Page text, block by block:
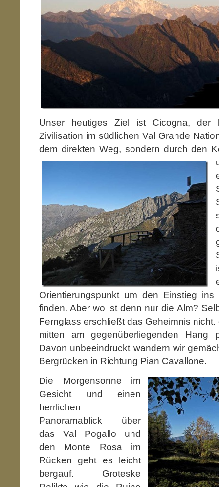
Unser heutiges Ziel ist Cicogna, der
Zivilisation im südlichen Val Grande
dem direkten Weg, sondern durch den
Orientierungspunkt um den Einstieg
finden. Aber wo ist denn nur die Alm?
Fernglass erschließt das Geheimnis nicht,
mitten am gegenüberliegenden Hang
Davon unbeeindruckt wandern wir
Bergrücken in Richtung Pian Cavallone.
Die Morgensonne im
Gesicht und einen
herrlichen
Panoramablick über
das Val Pogallo und
den Monte Rosa im
Rücken geht es leicht
bergauf. Groteske